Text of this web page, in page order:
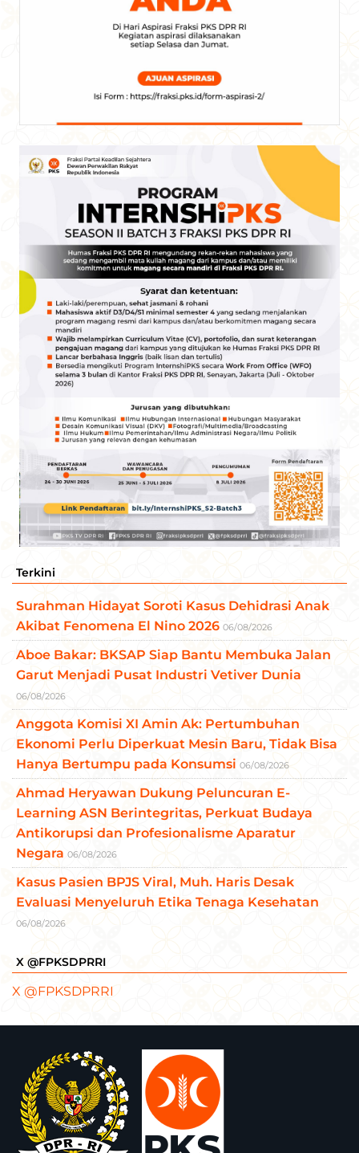
Terkini
Surahman Hidayat Soroti Kasus Dehidrasi Anak
Akibat Fenomena El Nino 2026 06/08/2026
Aboe Bakar: BKSAP Siap Bantu Membuka Jalan
Garut Menjadi Pusat Industri Vetiver Dunia
06/08/2026
Anggota Komisi XI Amin Ak: Pertumbuhan
Ekonomi Perlu Diperkuat Mesin Baru, Tidak Bisa
Hanya Bertumpu pada Konsumsi 06/08/2026
Ahmad Heryawan Dukung Peluncuran E-
Learning ASN Berintegritas, Perkuat Budaya
Antikorupsi dan Profesionalisme Aparatur
Negara 06/08/2026
Kasus Pasien BPJS Viral, Muh. Haris Desak
Evaluasi Menyeluruh Etika Tenaga Kesehatan
06/08/2026
X @FPKSDPRRI
X @FPKSDPRRI